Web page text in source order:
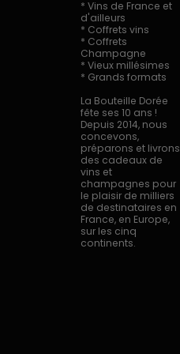
* Vins de France et
d'ailleurs
* Coffrets vins
* Coffrets
Champagne
* Vieux millésimes
* Grands formats
La Bouteille Dorée
fête ses 10 ans !
Depuis 2014, nous
concevons,
préparons et livrons
des cadeaux de
vins et
champagnes pour
le plaisir de milliers
de destinataires en
France, en Europe,
sur les cinq
continents.